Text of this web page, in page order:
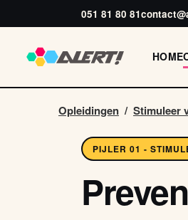
051 81 80 81
HOME
Opleidingen / Stimuleer
PIJLER 01 -